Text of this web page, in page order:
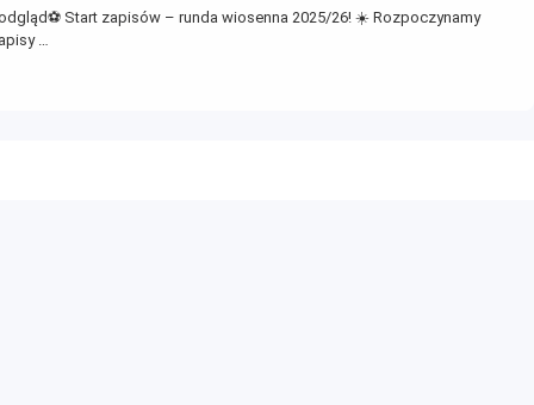
Start zapisów – runda wiosenna 2025/26! ☀️ Rozpoczynamy
…